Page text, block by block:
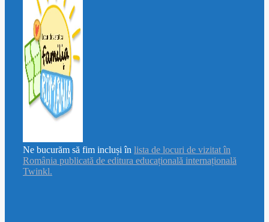
Ne bucurăm să fim incluși în lista de locuri de vizitat în
România publicată de editura educațională internațională
Twinkl.